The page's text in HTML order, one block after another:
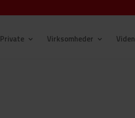
Private Virksomheder Viden